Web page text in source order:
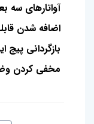
آواتارهای سه
اضافه شدن
بازگردانی پیج
مخفی کردن